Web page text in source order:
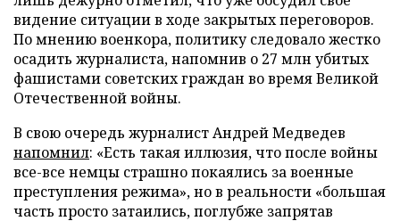
видение ситуации в ходе закрытых переговоров.
По мнению военкора, политику следовало жестко
осадить журналиста, напомнив о 27 млн убитых
фашистами советских граждан во время Великой
Отечественной войны.
В свою очередь журналист Андрей Медведев
напомнил: «Есть такая иллюзия, что после войны
все-все немцы страшно покаялись за военные
преступления режима», но в реальности «большая
часть просто затаились, поглубже запрятав